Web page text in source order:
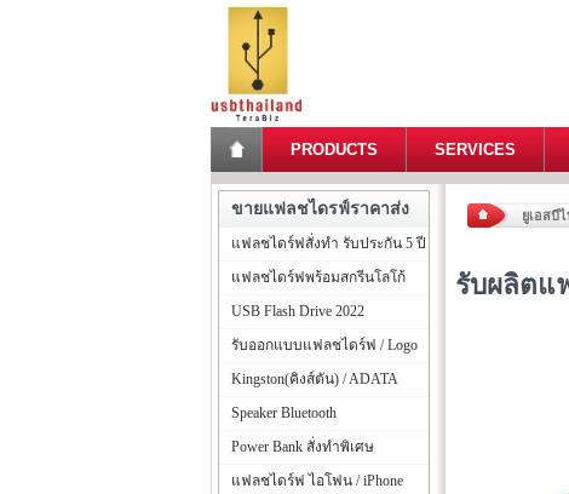
PRODUCTS SERVICES
ยูเอสบี
รับผลิตแ
ขายแฟลชไดรฟ์ราคาส่ง
แฟลชไดร์ฟสั่งทำ รับประกัน 5 ปี
แฟลชไดร์ฟพร้อมสกรีนโลโก้
USB Flash Drive 2022
รับออกแบบแฟลชไดร์ฟ / Logo
Kingston(คิงส์ตัน) / ADATA
Speaker Bluetooth
Power Bank สั่งทำพิเศษ
แฟลชไดร์ฟ ไอโฟน / iPhone